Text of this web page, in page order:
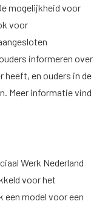
mogelijkheid voor
voor
informeren over
heeft, en ouders in de
Meer informatievind
Werk Nederland
voor het
een model voor een